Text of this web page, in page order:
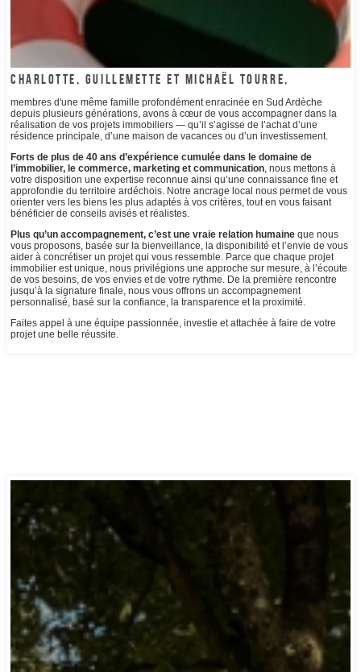
CHARLOTTE, GUILLEMETTE ET MICHAËL TOURRE,
membres d'une même famille profondément enracinée en Sud Ardèche
depuis plusieurs générations, avons à cœur de vous accompagner dans la
réalisation de vos projets immobiliers — qu’il s’agisse de l’achat d’une
résidence principale, d’une maison de vacances ou d’un investissement.
Forts de plus de 40 ans d’expérience cumulée dans le domaine de
l’immobilier, le commerce, marketing et communication, nous mettons à
votre disposition une expertise reconnue ainsi qu’une connaissance fine et
approfondie du territoire ardéchois. Notre ancrage local nous permet de vous
orienter vers les biens les plus adaptés à vos critères, tout en vous faisant
bénéficier de conseils avisés et réalistes.
Plus qu’un accompagnement, c’est une vraie relation humaine que nous
vous proposons, basée sur la bienveillance, la disponibilité et l’envie de vous
aider à concrétiser un projet qui vous ressemble. Parce que chaque projet
immobilier est unique, nous privilégions une approche sur mesure, à l’écoute
de vos besoins, de vos envies et de votre rythme. De la première rencontre
jusqu’à la signature finale, nous vous offrons un accompagnement
personnalisé, basé sur la confiance, la transparence et la proximité.
Faites appel à une équipe passionnée, investie et attachée à faire de votre
projet une belle réussite.